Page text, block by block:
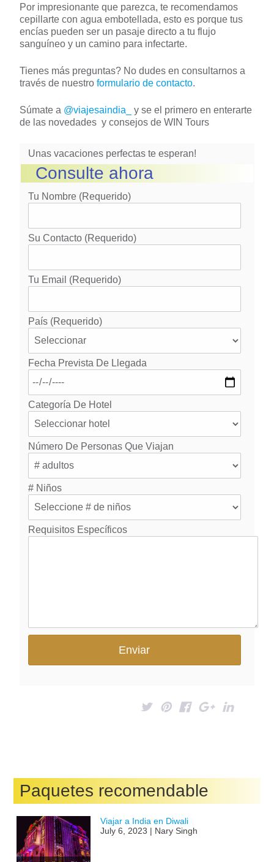
Por impresionante que parezca, te recomendamos
cepillarte con agua embotellada, esto es porque tus
encías pueden ser un pasaje directo a tu flujo
sanguíneo y un camino para infectarte.
Tienes más preguntas? No dudes en consultarnos a
través de nuestro formulario de contacto.
Súmate a @viajesaindia_
y se el primero en enterarte
de las novedades y consejos de WIN Tours
Unas vacaciones perfectas te esperan!
Consulte ahora
Tu Nombre (requerido)
Su Contacto (requerido)
Tu Email (requerido)
País (requerido)
Fecha Prevista De Llegada
Categoría De Hotel
Número De Personas Que Viajan
# Niños
Requisitos Específicos
Paquetes recomendable
Viajar a India en Diwali
July 6, 2023 | Nary Singh